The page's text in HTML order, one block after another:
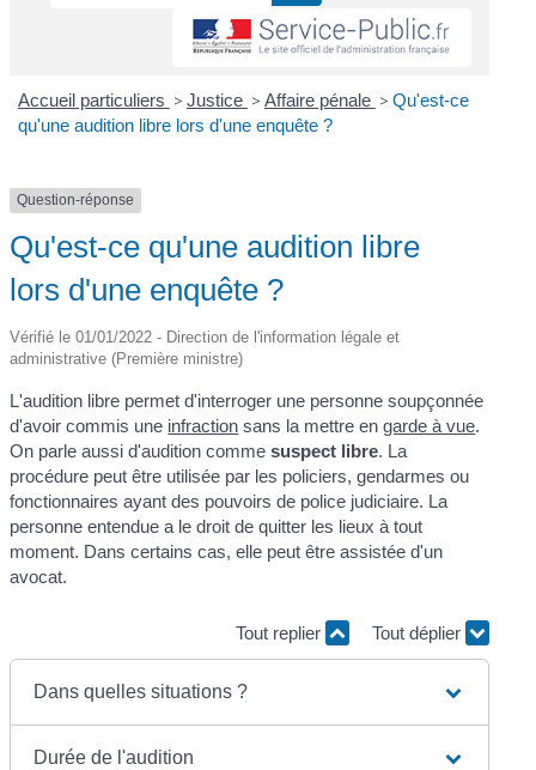
Accueil particuliers > Justice > Affaire pénale > Qu'est-ce
qu'une audition libre lors d'une enquête ?
Question-réponse
Qu'est-ce qu'une audition libre
lors d'une enquête ?
Vérifié le 01/01/2022 - Direction de l'information légale et
administrative (Première ministre)
L'audition libre permet d'interroger une personne soupçonnée
d'avoir commis une infraction sans la mettre engarde à vue.
On parle aussi d'audition commesuspect libre. La
procédure peut être utilisée par les policiers, gendarmes ou
fonctionnaires ayant des pouvoirs de police judiciaire. La
personne entendue a le droit de quitter les lieux à tout
moment. Dans certains cas, elle peut être assistée d'un
avocat.
Tout replier Tout déplier
Dans quelles situations ?
Durée de l'audition